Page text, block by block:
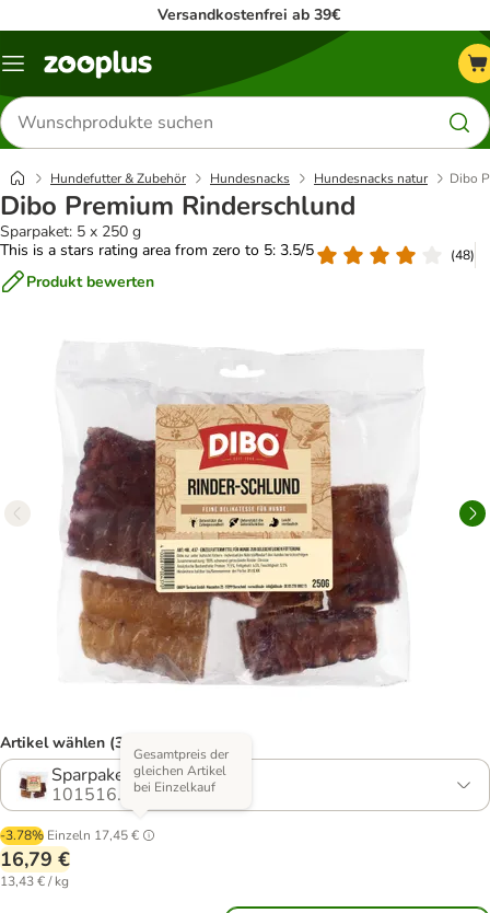
Versandkostenfrei ab 39€
Menü
Produkte
suchen
Hundefutter & Zubehör Hundesnacks Hundesnacks natur Dibo
Dibo Premium Rinderschlund
Sparpaket: 5 x 250 g
This is a stars rating area from zero to 5: 3.5/5
(48)
Produkt bewerten
Artikel wählen (3 Varianten)
Sparpaket: 5 x 250 g
101516.1
-3.78% Einzeln 17,45 €
Gesamtpreis der
gleichen Artikel
bei Einzelkauf
16,79 €
13,43 € / kg